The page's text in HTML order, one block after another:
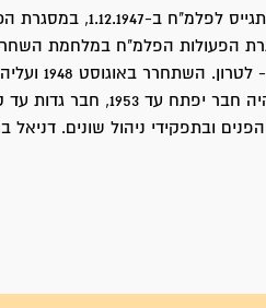
דניאל נולד ב-1929 במנהיים
הפעולות הפלמ"ח במלחמת
בקרבות הגדוד הראשון
ובתפקידי ניהול שונים. דניאל